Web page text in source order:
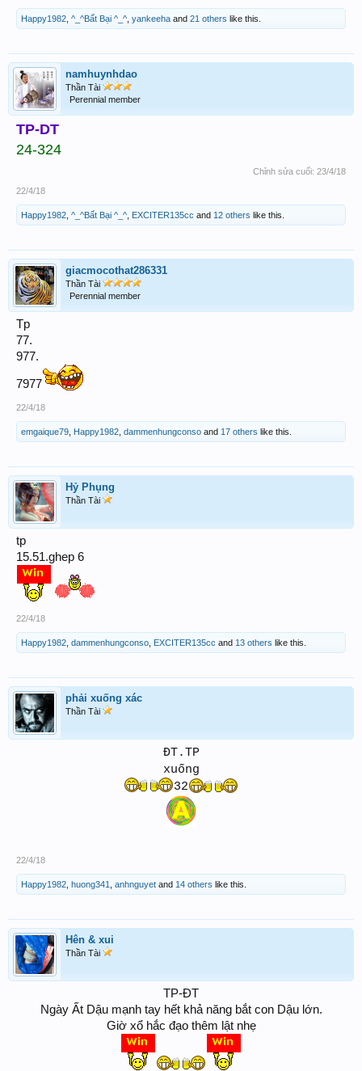
Happy1982 ^_^Bất Bại ^_^ yankeeha and 21 others like this.
namhuynhdao
Thần Tài
Perennial member
TP-DT
24-324
Chỉnh sửa cuối: 23/4/18
22/4/18
Happy1982 ^_^Bất Bại ^_^ EXCITER135cc and 12 others like this.
giacmocothat286331
Thần Tài
Perennial member
Tp
77.
977.
7977
22/4/18
emgaique79 Happy1982 dammenhungconso and 17 others like this.
Hỷ Phụng
Thần Tài
tp
15.51.ghep 6
22/4/18
Happy1982 dammenhungconso EXCITER135cc and 13 others like this.
phải xuống xác
Thần Tài
ĐT.TP
xuống
32
22/4/18
Happy1982 huong341 anhnguyet and 14 others like this.
Hên & xui
Thần Tài
TP-ĐT
Ngày Ất Dậu mạnh tay hết khả năng bắt con Dậu lớn.
Giờ xổ hắc đạo thêm lật nhẹ